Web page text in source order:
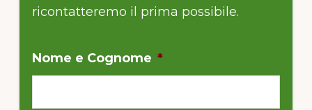
ricontatteremo il prima possibile.
Nome e Cognome *